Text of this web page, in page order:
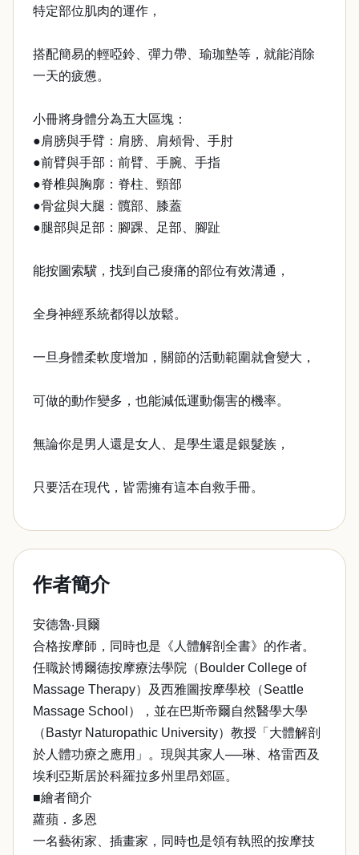
特定部位肌肉的運作，
搭配簡易的輕啞鈴、彈力帶、瑜珈墊等，就能消除
一天的疲憊。
小冊將身體分為五大區塊：
●肩膀與手臂：肩膀、肩頰骨、手肘
●前臂與手部：前臂、手腕、手指
●脊椎與胸廓：脊柱、頸部
●骨盆與大腿：髖部、膝蓋
●腿部與足部：腳踝、足部、腳趾
能按圖索驥，找到自己痠痛的部位有效溝通，
全身神經系統都得以放鬆。
一旦身體柔軟度增加，關節的活動範圍就會變大，
可做的動作變多，也能減低運動傷害的機率。
無論你是男人還是女人、是學生還是銀髮族，
只要活在現代，皆需擁有這本自救手冊。
作者簡介
安德魯‧貝爾
合格按摩師，同時也是《人體解剖全書》的作者。
任職於博爾德按摩療法學院（Boulder College of
Massage Therapy）及西雅圖按摩學校（Seattle
Massage School），並在巴斯帝爾自然醫學大學
（Bastyr Naturopathic University）教授「大體解剖
於人體功療之應用」。現與其家人──琳、格雷西及
埃利亞斯居於科羅拉多州里昂郊區。
■繪者簡介
蘿蘋．多恩
一名藝術家、插畫家，同時也是領有執照的按摩技